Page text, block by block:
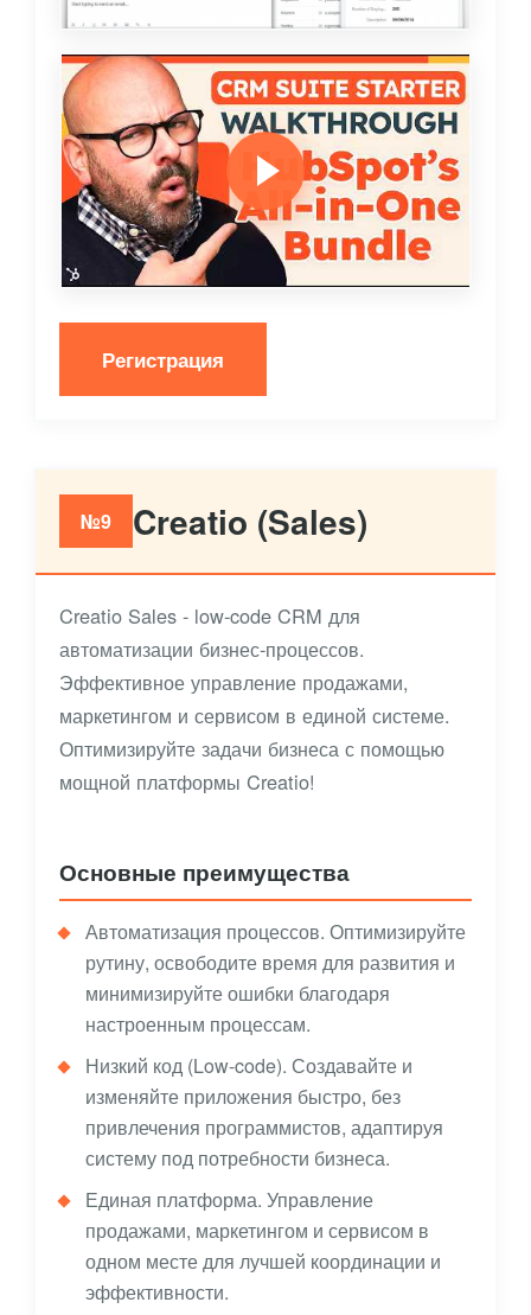
Регистрация
№9 Creatio (Sales)
Creatio Sales - low-code CRM для
автоматизации бизнес-процессов.
Эффективное управление продажами,
маркетингом и сервисом в единой системе.
Оптимизируйте задачи бизнеса с помощью
мощной платформы Creatio!
Основные преимущества
Автоматизация процессов. Оптимизируйте
рутину, освободите время для развития и
минимизируйте ошибки благодаря
настроенным процессам.
Низкий код (Low-code). Создавайте и
изменяйте приложения быстро, без
привлечения программистов, адаптируя
систему под потребности бизнеса.
Единая платформа. Управление
продажами, маркетингом и сервисом в
одном месте для лучшей координации и
эффективности.